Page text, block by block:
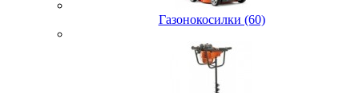
Газонокосилки (60)